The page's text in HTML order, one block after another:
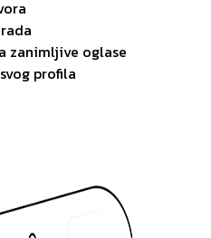
zanimljive oglase
profila